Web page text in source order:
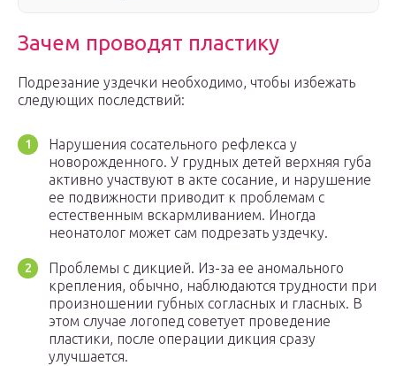
Зачем проводят пластику
Подрезание уздечки необходимо, чтобы избежать
следующих последствий:
Нарушения сосательного рефлекса у
новорожденного. У грудных детей верхняя губа
активно участвуют в акте сосание, и нарушение
ее подвижности приводит к проблемам с
естественным вскармливанием. Иногда
неонатолог может сам подрезать уздечку.
Проблемы с дикцией. Из-за ее аномального
крепления, обычно, наблюдаются трудности при
произношении губных согласных и гласных. В
этом случае логопед советует проведение
пластики, после операции дикция сразу
улучшается.